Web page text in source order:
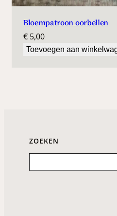
Bloempatroon oorbellen
€ 5,00
Toevoegen aan
ZOEKEN